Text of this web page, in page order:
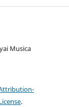
Musica
.